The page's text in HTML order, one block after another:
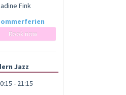
Fink
Book now
Jazz
- 21:15